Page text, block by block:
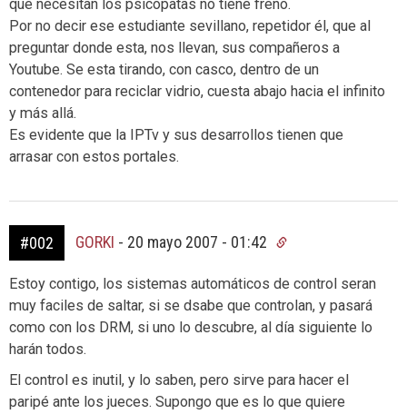
que necesitan los psicópatas no tiene freno.
Por no decir ese estudiante sevillano, repetidor él, que al
preguntar donde esta, nos llevan, sus compañeros a
Youtube. Se esta tirando, con casco, dentro de un
contenedor para reciclar vidrio, cuesta abajo hacia el infinito
y más allá.
Es evidente que la IPTv y sus desarrollos tienen que
arrasar con estos portales.
#002 GORKI - 20 mayo 2007 - 01:42
Estoy contigo, los sistemas automáticos de control seran
muy faciles de saltar, si se dsabe que controlan, y pasará
como con los DRM, si uno lo descubre, al día siguiente lo
harán todos.
El control es inutil, y lo saben, pero sirve para hacer el
paripé ante los jueces. Supongo que es lo que quiere